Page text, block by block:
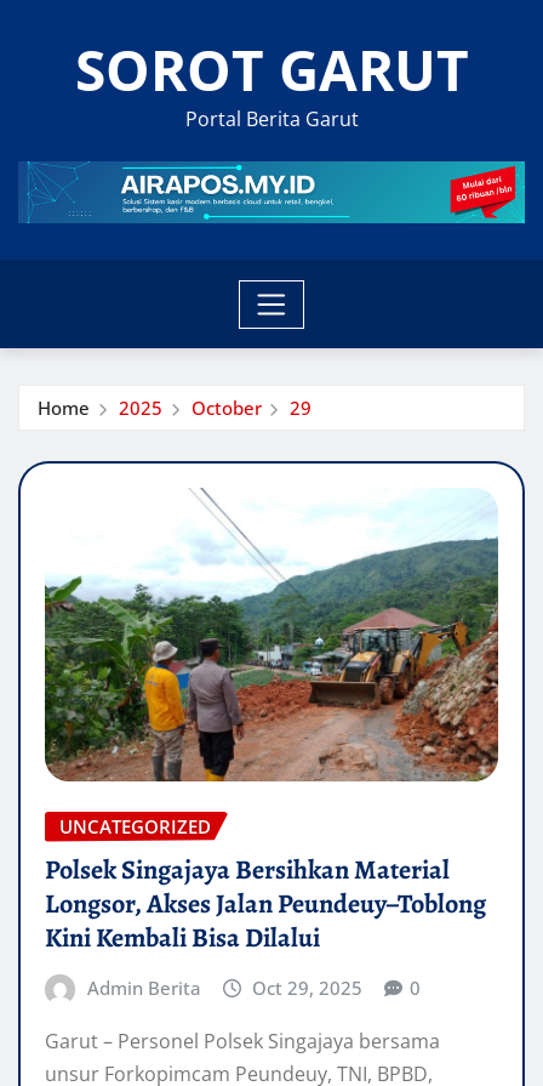
SOROT GARUT
Portal Berita Garut
Home 2025 October 29
UNCATEGORIZED
Polsek Singajaya Bersihkan Material
Longsor, Akses Jalan Peundeuy–Toblong
Kini Kembali Bisa Dilalui
Admin Berita Oct 29, 2025 0
Garut – Personel Polsek Singajaya bersama
unsur Forkopimcam Peundeuy, TNI, BPBD,